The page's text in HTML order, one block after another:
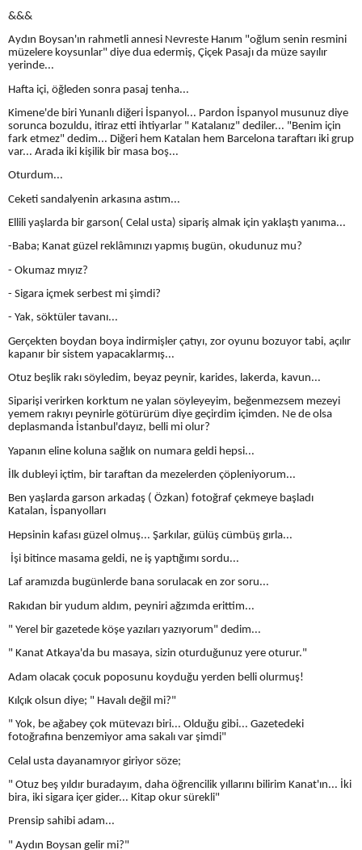
&&&
Aydın Boysan'ın rahmetli annesi Nevreste Hanım "oğlum senin resmini
müzelere koysunlar" diye dua edermiş, Çiçek Pasajı da müze sayılır
yerinde...
Hafta içi, öğleden sonra pasaj tenha...
Kimene'de biri Yunanlı diğeri İspanyol... Pardon İspanyol musunuz diye
sorunca bozuldu, itiraz etti ihtiyarlar " Katalanız" dediler... "Benim için
fark etmez" dedim... Diğeri hem Katalan hem Barcelona taraftarı iki grup
var... Arada iki kişilik bir masa boş...
Oturdum...
Ceketi sandalyenin arkasına astım...
Ellili yaşlarda bir garson( Celal usta) sipariş almak için yaklaştı yanıma...
-Baba; Kanat güzel reklâmınızı yapmış bugün, okudunuz mu?
- Okumaz mıyız?
- Sigara içmek serbest mi şimdi?
- Yak, söktüler tavanı...
Gerçekten boydan boya indirmişler çatıyı, zor oyunu bozuyor tabi, açılır
kapanır bir sistem yapacaklarmış...
Otuz beşlik rakı söyledim, beyaz peynir, karides, lakerda, kavun...
Siparişi verirken korktum ne yalan söyleyeyim, beğenmezsem mezeyi
yemem rakıyı peynirle götürürüm diye geçirdim içimden. Ne de olsa
deplasmanda İstanbul'dayız, belli mi olur?
Yapanın eline koluna sağlık on numara geldi hepsi...
İlk dubleyi içtim, bir taraftan da mezelerden çöpleniyorum...
Ben yaşlarda garson arkadaş ( Özkan) fotoğraf çekmeye başladı
Katalan, İspanyolları
Hepsinin kafası güzel olmuş... Şarkılar, gülüş cümbüş gırla...
İşi bitince masama geldi, ne iş yaptığımı sordu...
Laf aramızda bugünlerde bana sorulacak en zor soru...
Rakıdan bir yudum aldım, peyniri ağzımda erittim...
" Yerel bir gazetede köşe yazıları yazıyorum" dedim...
" Kanat Atkaya'da bu masaya, sizin oturduğunuz yere oturur."
Adam olacak çocuk poposunu koyduğu yerden belli olurmuş!
Kılçık olsun diye; " Havalı değil mi?"
" Yok, be ağabey çok mütevazı biri... Olduğu gibi... Gazetedeki
fotoğrafına benzemiyor ama sakalı var şimdi"
Celal usta dayanamıyor giriyor söze;
" Otuz beş yıldır buradayım, daha öğrencilik yıllarını bilirim Kanat'ın... İki
bira, iki sigara içer gider... Kitap okur sürekli"
Prensip sahibi adam...
" Aydın Boysan gelir mi?"